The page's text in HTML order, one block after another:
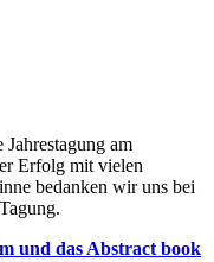
am
Erfolg mit vielen
bedanken wir uns bei
und das Abstract book